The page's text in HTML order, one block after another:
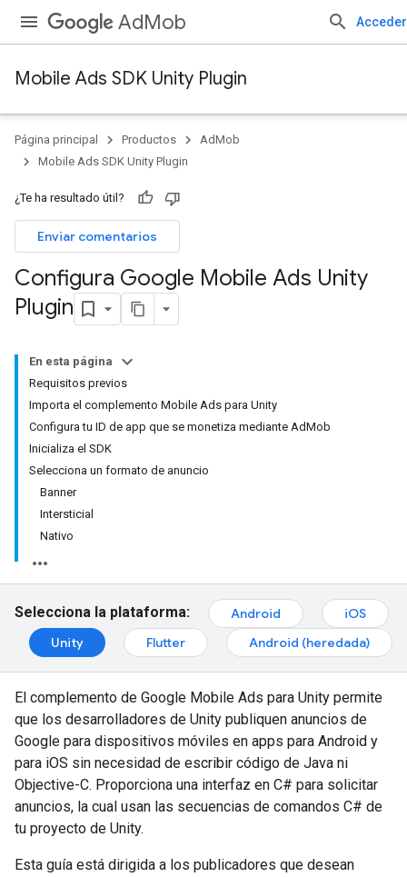
AdMob Acceder
Mobile Ads SDK Unity Plugin
Página principal Productos
AdMob
Mobile Ads SDK Unity Plugin
¿Te ha resultado útil?
Enviar comentarios
Configura Google Mobile Ads Unity
Plugin
En esta página
Requisitos previos
Importa el complemento Mobile Ads para Unity
Configura tu ID de app que se monetiza mediante AdMob
Inicializa el SDK
Selecciona un formato de anuncio
Banner
Intersticial
Nativo
Selecciona la plataforma: Android
iOS
Unity
Flutter Android (heredada)
El complemento de Google Mobile Ads para Unity permite
que los desarrolladores de Unity publiquen anuncios de
Google para dispositivos móviles en apps para Android y
para iOS sin necesidad de escribir código de Java ni
Objective-C. Proporciona una interfaz en C# para solicitar
anuncios, la cual usan las secuencias de comandos C# de
tu proyecto de Unity.
Esta guía está dirigida a los publicadores que desean